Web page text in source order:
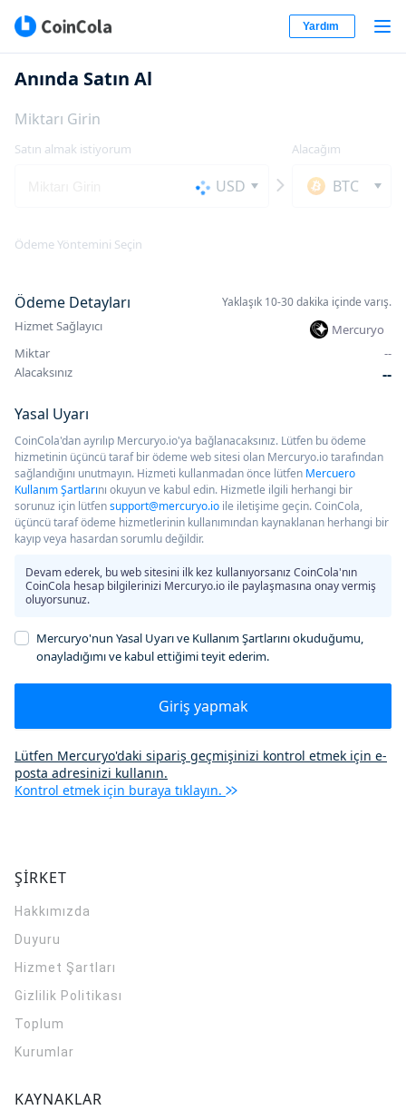
Yardım
Anında Satın Al
Miktarı Girin
Satın almak istiyorum
USD
Alacağım
BTC
Ödeme Yöntemini Seçin
Ödeme Detayları Yaklaşık 10-30 dakika içinde varış.
Hizmet Sağlayıcı
Mercuryo
Miktar
--
Alacaksınız
--
Yasal Uyarı
CoinCola'dan ayrılıp Mercuryo.io'ya bağlanacaksınız. Lütfen bu ödeme
hizmetinin üçüncü taraf bir ödeme web sitesi olan Mercuryo.io tarafından
sağlandığını unutmayın. Hizmeti kullanmadan önce lütfen Mercuero
Kullanım Şartlarını okuyun ve kabul edin. Hizmetle ilgili herhangi bir
sorunuz için lütfensupport@mercuryo.io ile iletişime geçin. CoinCola,
üçüncü taraf ödeme hizmetlerinin kullanımından kaynaklanan herhangi bir
kayıp veya hasardan sorumlu değildir.
Devam ederek, bu web sitesini ilk kez kullanıyorsanız CoinCola'nın
CoinCola hesap bilgilerinizi Mercuryo.io ile paylaşmasına onay vermiş
oluyorsunuz.
Mercuryo'nun Yasal Uyarı ve Kullanım Şartlarını okuduğumu,
onayladığımı ve kabul ettiğimi teyit ederim.
Giriş yapmak
Lütfen Mercuryo'daki sipariş geçmişinizi kontrol etmek için e-
posta adresinizi kullanın.
Kontrol etmek için buraya tıklayın.
ŞİRKET
Hakkımızda
Duyuru
Hizmet Şartları
Gizlilik Politikası
Toplum
Kurumlar
KAYNAKLAR